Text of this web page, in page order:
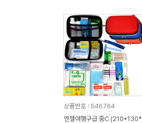
상품번호 : 546764
엔젤여행구급 중C (210*130*